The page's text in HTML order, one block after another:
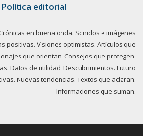
Política editorial
en buena onda. Sonidos e imágenes
positivas. Visiones optimistas. Artículos que
que orientan. Consejos que protegen.
Datos de utilidad. Descubrimientos. Futuro
Nuevas tendencias. Textos que aclaran.
Informaciones que suman.